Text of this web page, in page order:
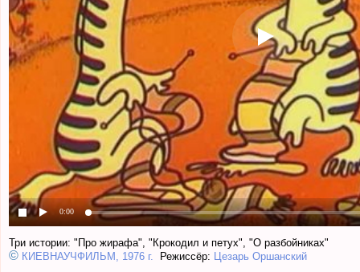
0:00
Три истории: "Про жирафа", "Крокодил и петух", "О разбойниках"
© КИЕВНАУЧФИЛЬМ, 1976 г. Режиссёр: Цезарь Оршанский